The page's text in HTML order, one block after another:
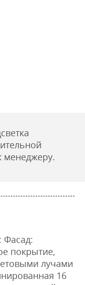
менеджеру.
Фасад:
покрытие,
лучами
16